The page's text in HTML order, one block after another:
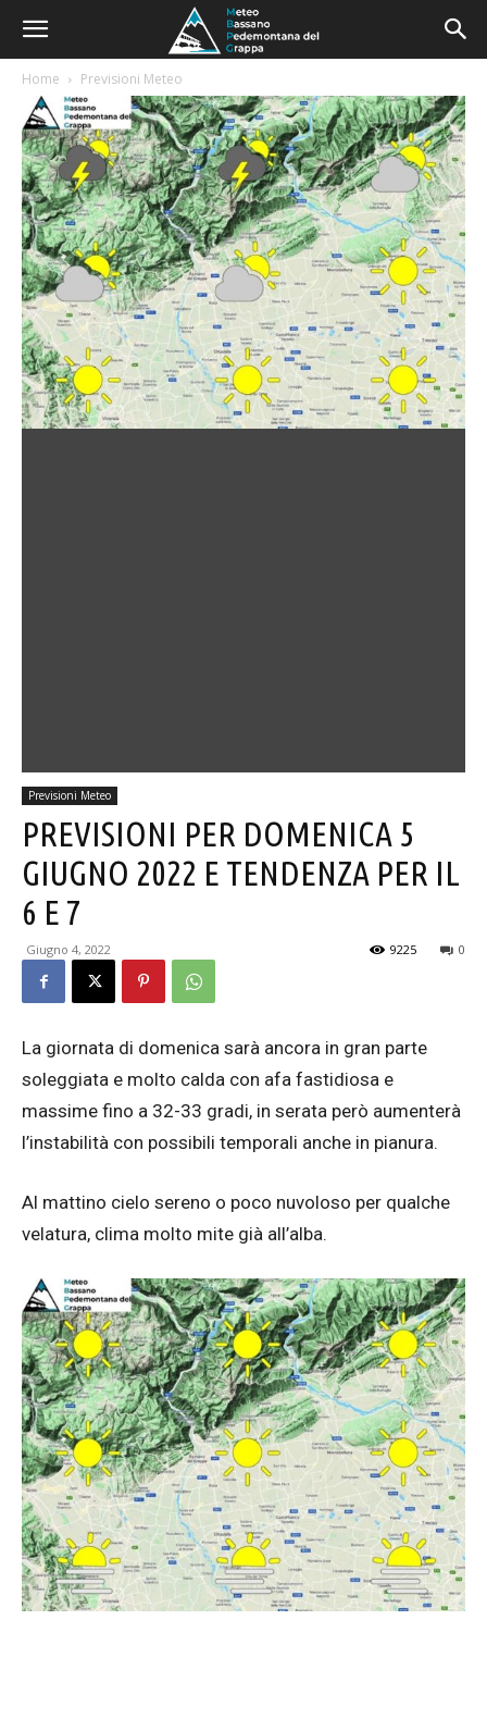
Home Previsioni Meteo
Previsioni Meteo
PREVISIONI PER DOMENICA 5
GIUGNO 2022 E TENDENZA PER IL
6 E 7
Giugno 4, 2022 0
9225
La giornata di domenica sarà ancora in gran parte
soleggiata e molto calda con afa fastidiosa e
massime fino a 32-33 gradi, in serata però aumenterà
l’instabilità con possibili temporali anche in pianura.
Al mattino cielo sereno o poco nuvoloso per qualche
velatura, clima molto mite già all’alba.